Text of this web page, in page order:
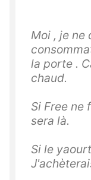
Moi , je ne
la porte .
chaud.
Si Free ne
sera là.
Si le